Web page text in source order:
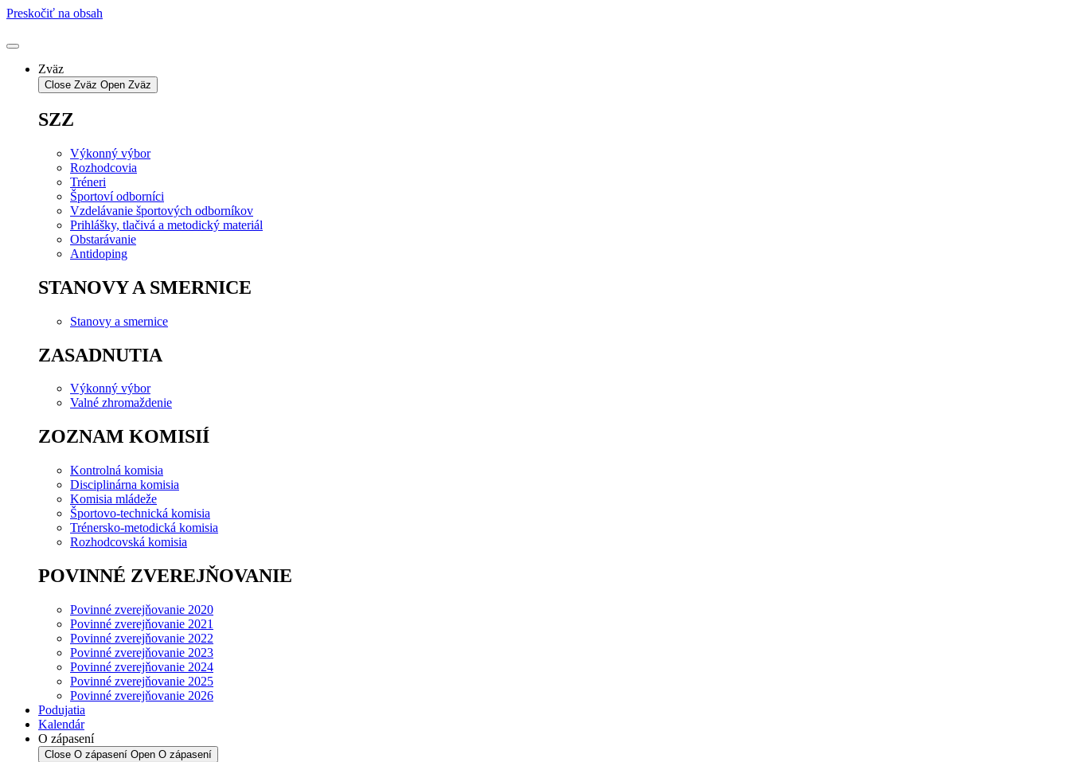
Preskočiť na obsah
Zväz
Close Zväz Open Zväz
SZZ
Výkonný výbor
Rozhodcovia
Tréneri
Športoví odborníci
Vzdelávanie športových odborníkov
Prihlášky, tlačivá a metodický materiál
Obstarávanie
Antidoping
STANOVY A SMERNICE
Stanovy a smernice
ZASADNUTIA
Výkonný výbor
Valné zhromaždenie
ZOZNAM KOMISIÍ
Kontrolná komisia
Disciplinárna komisia
Komisia mládeže
Športovo-technická komisia
Trénersko-metodická komisia
Rozhodcovská komisia
POVINNÉ ZVEREJŇOVANIE
Povinné zverejňovanie 2020
Povinné zverejňovanie 2021
Povinné zverejňovanie 2022
Povinné zverejňovanie 2023
Povinné zverejňovanie 2024
Povinné zverejňovanie 2025
Povinné zverejňovanie 2026
Podujatia
Kalendár
O zápasení
Close O zápasení Open O zápasení